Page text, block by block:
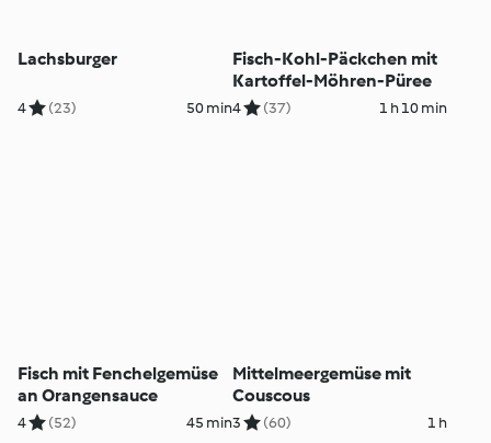
Lachsburger
4 (23) 50 min
Fisch-Kohl-Päckchen mit
Kartoffel-Möhren-Püree
4 (37) 1 h 10 min
Fisch mit Fenchelgemüse
an Orangensauce
4 (52) 45 min
Mittelmeergemüse mit
Couscous
3 (60) 1 h